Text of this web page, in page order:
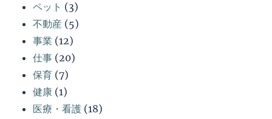
ペット (3)
不動産 (5)
事業 (12)
仕事 (20)
保育 (7)
健康 (1)
医療・看護 (18)